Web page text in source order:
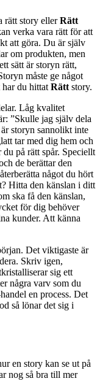
rätt story ellerRätt
verka vara rätt för att
att göra. Du är själv
om produkten, men
sätt är storyn rätt,
måste ge något
har du hittat Rätt story.
Låg kvalitet
”Skulle jag själv dela
storyn sannolikt inte
tar med dig hem och
på rätt spår. Speciellt
de berättar den
något du hört
Hitta den känslan i ditt
ska få den känslan,
för dig behöver
kunder. Att känna
Det viktigaste är
Skriv igen,
sig ett
några varv som du
en process. Det
så lönar det sig i
en story kan se ut på
nog så bra till mer